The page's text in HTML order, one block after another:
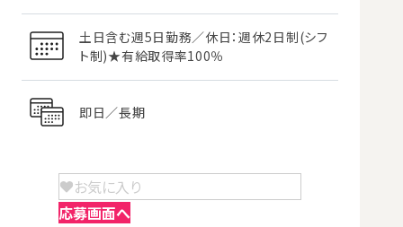
土日含む週5日勤務／休日：週休2日制(シフ
ト制)★有給取得率100％
即日／長期
お気に入り
応募画面へ